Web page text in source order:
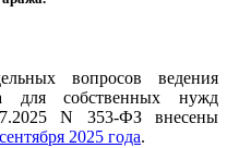
вопросов ведения
для собственных нужд
N 353-ФЗ внесены
2025 года.